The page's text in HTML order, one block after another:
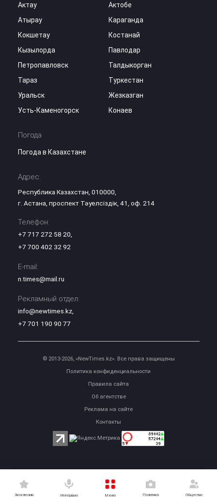
Эксклюзив Интервью Меню Политика Общество
Актау
Актобе
Атырау
Караганда
Кокшетау
Костанай
Кызылорда
Павлодар
Петропавловск
Талдыкорган
Тараз
Туркестан
Уральск
Жезказган
Усть-Каменогорск
Конаев
Погода
Погода в Казахстане
Адрес:
Республика Казахстан, 010000,
г. Астана, проспект Тәуелсіздік, 41, оф. 214
Телефон:
+7 717 272 58 20
+7 700 402 32 92
E-mail:
n.times@mail.ru
Рекламный отдел:
info@newtimes.kz,
+7 701 190 90 77
© 2013-2026, «NewTimes.kz». Все права защищены
Политика конфиденциальности
Правила сайта
Об агентстве
Реклама на сайте
Контакты